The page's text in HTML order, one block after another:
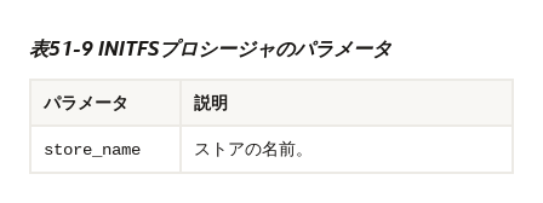
表51-9 INITFSプロシージャのパラメータ
パラメータ 説明
store_name ストアの名前。